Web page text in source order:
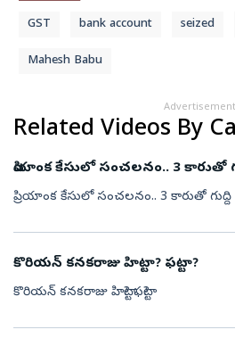
GST bank account seized
Mahesh Babu
Advertisement
Related Videos By
ప్రియాంక కేసులో
ప్రియాంక కేసులో సంచలనం.. 3
కొరియన్ కనకరాజు హిట్టా? ఫట్టా?
కొరియన్ కనకరాజు హిట్టా? ఫట్టా?